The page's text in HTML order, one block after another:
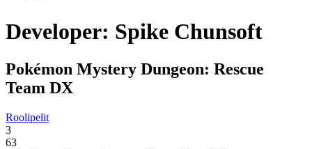
Developer: Spike Chunsoft
Pokémon Mystery Dungeon: Rescue
Team DX
Roolipelit
3
63